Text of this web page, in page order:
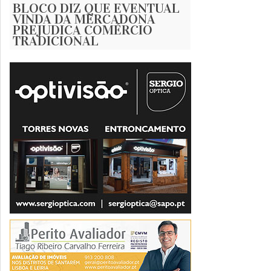
BLOCO DIZ QUE EVENTUAL
VINDA DA MERCADONA
PREJUDICA COMÉRCIO
TRADICIONAL